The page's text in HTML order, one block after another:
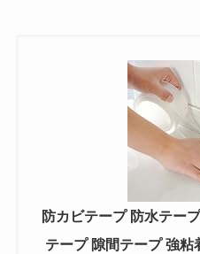
防カビテープ 防水テー
テープ 隙間テープ 強粘